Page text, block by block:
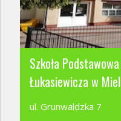
Szkoła
Łukasiewicza w
ul. Grunwaldzka 7